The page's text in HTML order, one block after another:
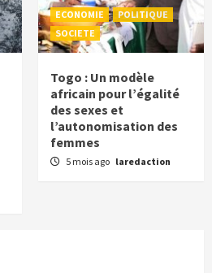
ECONOMIE
POLITIQUE
SOCIETE
Togo : Un modèle
africain pour l’égalité
des sexes et
l’autonomisation des
femmes
5 mois ago laredaction